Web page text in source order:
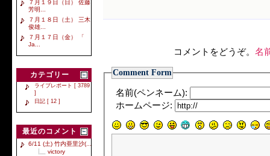
７月１９日（日） 佐藤
芳明...
７月１８日（土） 三木
俊雄...
７月１７日（金） 「
Ja...
カテゴリー
ライブレポート [ 3789
]
日記 [ 12 ]
最近のコメント
6/11 (土) 竹内亜里沙(...
victory
コメントをどうぞ。 名
Comment Form
名前(ペンネーム):
ホームページ: